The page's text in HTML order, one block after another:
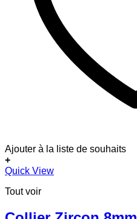
Ajouter à la liste de souhaits
+
Quick View
Tout voir